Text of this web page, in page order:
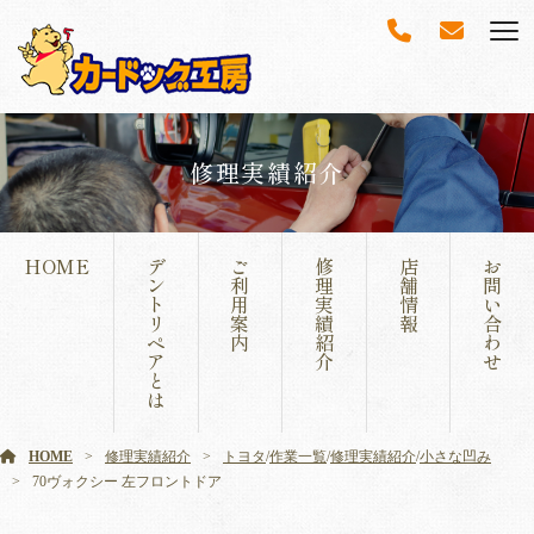
修理実績紹介
HOME デ
ン
ト
リ
ペ
ア
と
は
ご
利
用
案
内
修
理
実
績
紹
介
店
舗
情
報
お
問
い
合
わ
せ
HOME 修理実績紹介 トヨタ/作業一覧/修理実績紹介/小さな凹み
70ヴォクシー 左フロントドア